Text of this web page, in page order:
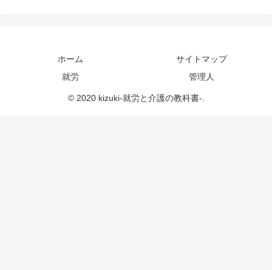
ホーム
サイトマップ
就労
管理人
© 2020 kizuki-就労と介護の教科書-.